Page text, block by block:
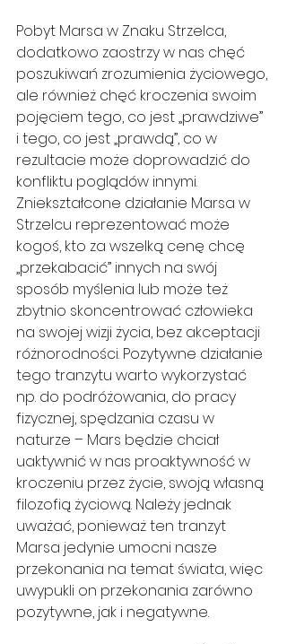
Pobyt Marsa w Znaku Strzelca,
dodatkowo zaostrzy w nas chęć
poszukiwań zrozumienia życiowego,
ale również chęć kroczenia swoim
pojęciem tego, co jest „prawdziwe”
i tego, co jest „prawdą”, co w
rezultacie może doprowadzić do
konfliktu poglądów innymi.
Zniekształcone działanie Marsa w
Strzelcu reprezentować może
kogoś, kto za wszelką cenę chcę
„przekabacić” innych na swój
sposób myślenia lub może też
zbytnio skoncentrować człowieka
na swojej wizji życia, bez akceptacji
różnorodności. Pozytywne działanie
tego tranzytu warto wykorzystać
np. do podróżowania, do pracy
fizycznej, spędzania czasu w
naturze – Mars będzie chciał
uaktywnić w nas proaktywność w
kroczeniu przez życie, swoją własną
filozofią życiową. Należy jednak
uważać, ponieważ ten tranzyt
Marsa jedynie umocni nasze
przekonania na temat świata, więc
uwypukli on przekonania zarówno
pozytywne, jak i negatywne.